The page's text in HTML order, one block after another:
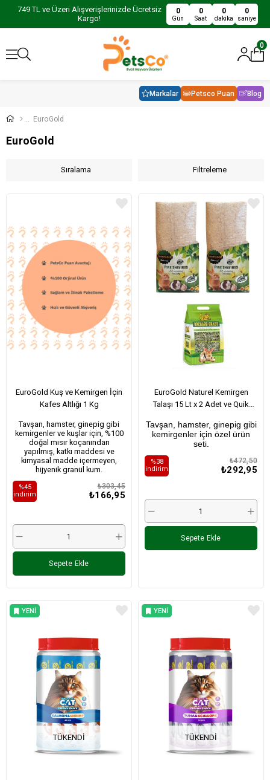
749 TL ve Üzeri Alışverişlerinizde Ücretsiz
Kargo!
0
Gün
0
Saat
0
dakika
0
saniye
0
Markalar Petsco Puan Blog
EuroGold
EuroGold
Filtreleme
Sıralama
EuroGold Kuş ve Kemirgen İçin
Kafes Altlığı 1 Kg
Tavşan, hamster, ginepig gibi
kemirgenler ve kuşlar için, %100
doğal mısır koçanından
yapılmış, katkı maddesi ve
kimyasal madde içermeyen,
hijyenik granül kum.
₺166,95
₺303,45
%45
i̇ndirim
Sepete Ekle
EuroGold Naturel Kemirgen
Talaşı 15 Lt x 2 Adet ve Quik
x 1 Adet
Tavşan, hamster, ginepig gibi
kemirgenler için özel ürün
seti.
₺292,95
₺472,50
%38
i̇ndirim
Sepete Ekle
TÜKENDI
YENI
TÜKENDI
YENI